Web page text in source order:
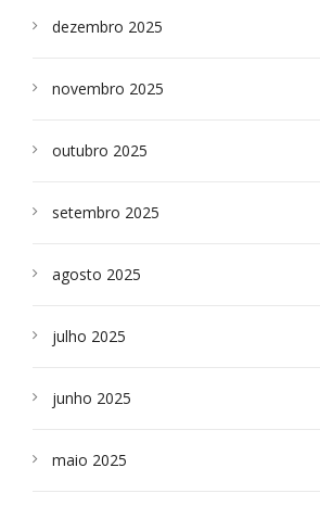
dezembro 2025
novembro 2025
outubro 2025
setembro 2025
agosto 2025
julho 2025
junho 2025
maio 2025